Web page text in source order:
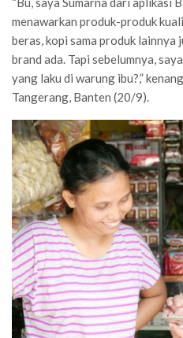
menawarkan produk-produk
beras, kopi sama produk lainnya
brand ada. Tapi sebelumnya,
yang laku di warung ibu?,”
Tangerang, Banten (20/9).